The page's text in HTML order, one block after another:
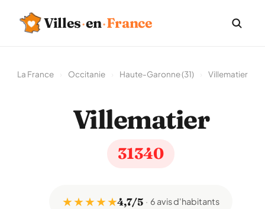
Villes·en·France
La France Occitanie Haute-Garonne (31) Villematier
Villematier
31340
★ ★ ★ ★ ★4,7/5 6 avis d'habitants